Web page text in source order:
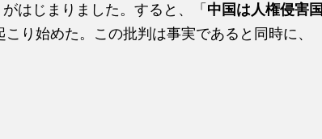
がはじまりました。すると、「 中国は人権侵害国
こり始めた。この批判は事実であると同時に、